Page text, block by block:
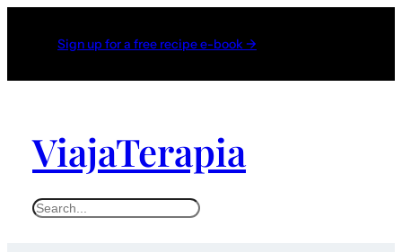
Sign up for a free recipe e-book →
ViajaTerapia
Search